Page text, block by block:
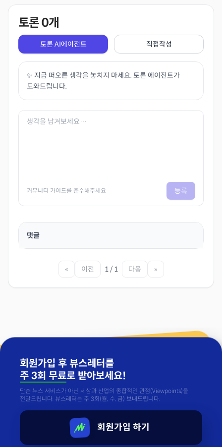
토론0개
토론 AI에이전트 직접작성
✨ 지금 떠오른 생각을 놓치지 마세요. 토론 에이전트가
도와드립니다.
커뮤니티 가이드를 준수해주세요 등록
댓글
« 이전 1 / 1 다음 »
회원가입 후 뷰스레터를
주 3회 무료로 받아보세요!
단순 뉴스 서비스가 아닌 세상과 산업의 종합적인 관점(Viewpoints)을
전달드립니다. 뷰스레터는 주 3회(월, 수, 금) 보내드립니다.
회원가입 하기